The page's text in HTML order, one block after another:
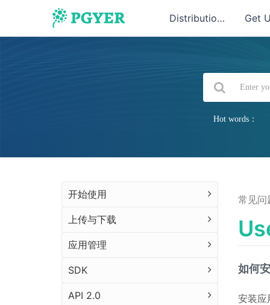
Distribution Get
Hot words：
开始使用
上传与下载
应用管理
SDK
API 2.0
常见问
如何
安装应